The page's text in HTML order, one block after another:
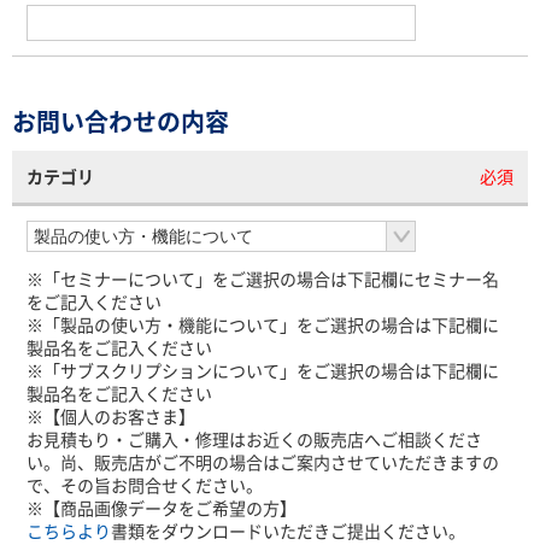
お問い合わせの内容
カテゴリ 必須
※「セミナーについて」をご選択の場合は下記欄にセミナー名
をご記入ください
※「製品の使い方・機能について」をご選択の場合は下記欄に
製品名をご記入ください
※「サブスクリプションについて」をご選択の場合は下記欄に
製品名をご記入ください
※【個人のお客さま】
お見積もり・ご購入・修理はお近くの販売店へご相談くださ
い。尚、販売店がご不明の場合はご案内させていただきますの
で、その旨お問合せください。
※【商品画像データをご希望の方】
こちらより 書類をダウンロードいただきご提出ください。